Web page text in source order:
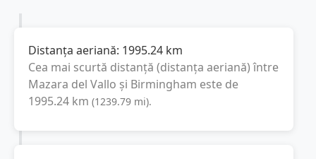
Distanța aeriană: 1995.24 km
Cea mai scurtă distanță (distanța aeriană) între
Mazara del Vallo și Birmingham este de
1995.24 km (1239.79 mi).